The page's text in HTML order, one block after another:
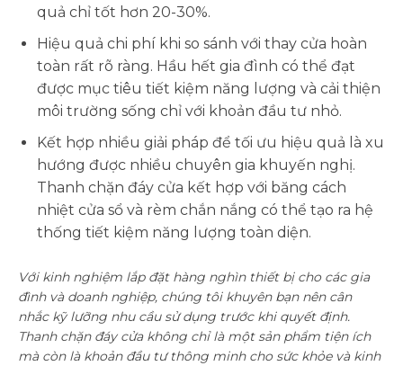
quả chỉ tốt hơn 20-30%.
Hiệu quả chi phí khi so sánh với thay cửa hoàn
toàn rất rõ ràng. Hầu hết gia đình có thể đạt
được mục tiêu tiết kiệm năng lượng và cải thiện
môi trường sống chỉ với khoản đầu tư nhỏ.
Kết hợp nhiều giải pháp để tối ưu hiệu quả là xu
hướng được nhiều chuyên gia khuyến nghị.
Thanh chặn đáy cửa kết hợp với băng cách
nhiệt cửa sổ và rèm chắn nắng có thể tạo ra hệ
thống tiết kiệm năng lượng toàn diện.
Với kinh nghiệm lắp đặt hàng nghìn thiết bị cho các gia
đình và doanh nghiệp, chúng tôi khuyên bạn nên cân
nhắc kỹ lưỡng nhu cầu sử dụng trước khi quyết định.
Thanh chặn đáy cửa không chỉ là một sản phẩm tiện ích
mà còn là khoản đầu tư thông minh cho sức khỏe và kinh